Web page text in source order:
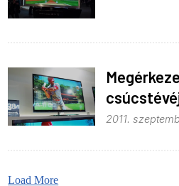
LW980
2011.
Load More